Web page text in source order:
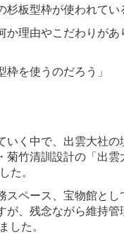
板型枠が使われてい
か理由やこだわりがあ
枠を使うのだろう」
いく中で、出雲大社の
菊竹清訓設計の「出
た。
スペース、宝物館とし
が、残念ながら維持
した。